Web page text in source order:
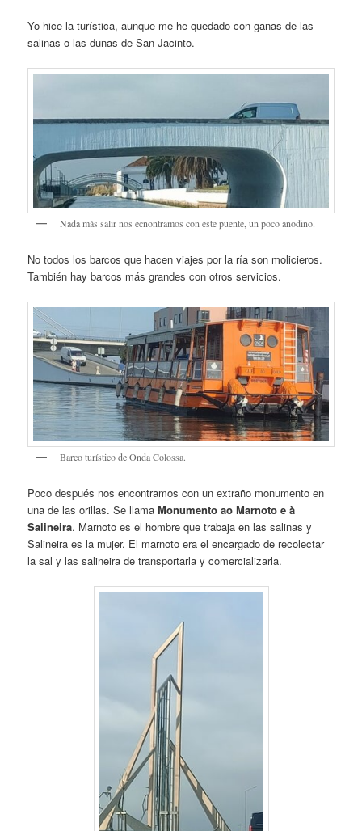
Yo hice la turística, aunque me he quedado con ganas de las
salinas o las dunas de San Jacinto.
Nada más salir nos ecnontramos con este puente, un poco anodino.
No todos los barcos que hacen viajes por la ría son molicieros.
También hay barcos más grandes con otros servicios.
Barco turístico de Onda Colossa.
Poco después nos encontramos con un extraño monumento en
una de las orillas. Se llamaMonumento ao Marnoto e à
Salineira. Marnoto es el hombre que trabaja en las salinas y
Salineira es la mujer. El marnoto era el encargado de recolectar
la sal y las salineira de transportarla y comercializarla.